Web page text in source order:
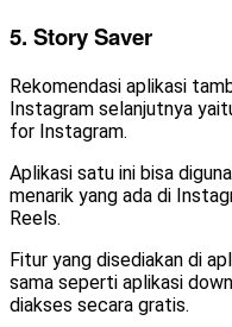
5. Story Saver
Rekomendasi aplikasi
Instagram selanjutnya
for Instagram.
Aplikasi satu ini bisa
menarik yang ada di
Reels.
Fitur yang disediakan di
sama seperti aplikasi
diakses secara gratis.